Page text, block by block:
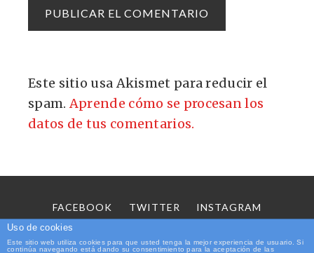
Este sitio usa Akismet para reducir el
spam.Aprende cómo se procesan los
datos de tus comentarios.
FACEBOOK TWITTER
INSTAGRAM
Uso de cookies
Este sitio web utiliza cookies para que usted tenga la mejor experiencia de usuario. Si
continúa navegando está dando su consentimiento para la aceptación de las